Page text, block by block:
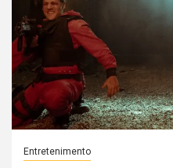
Entretenimento